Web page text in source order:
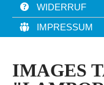
WIDERRUF
IMPRESSUM
IMAGES